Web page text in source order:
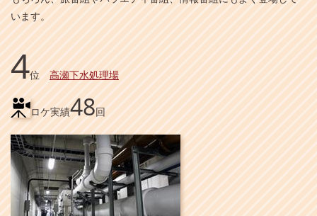
います。
4位 高瀬下水処理場
ロケ実績48回